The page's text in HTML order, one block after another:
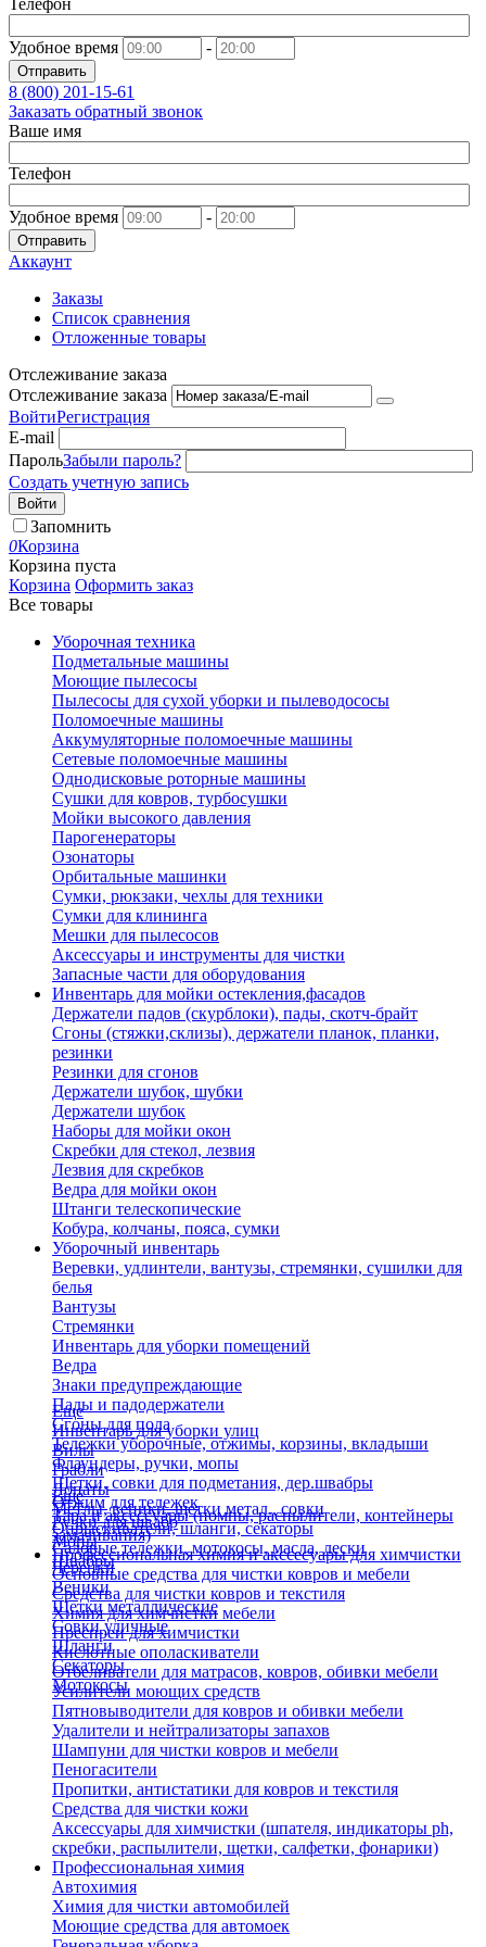
Телефон
Удобное время -
Отправить
8 (800) 201-15-61
Заказать обратный звонок
Ваше имя
Телефон
Удобное время -
Отправить
Аккаунт
Заказы
Список сравнения
Отложенные товары
Отслеживание заказа
Отслеживание заказа
ВойтиРегистрация
E-mail
ПарольЗабыли пароль?
Создать учетную запись
Войти
Запомнить
0Корзина
Корзина пуста
Корзина Оформить заказ
Все товары
Уборочная техника
Подметальные машины
Моющие пылесосы
Пылесосы для сухой уборки и пылеводососы
Поломоечные машины
Аккумуляторные поломоечные машины
Сетевые поломоечные машины
Однодисковые роторные машины
Сушки для ковров, турбосушки
Мойки высокого давления
Парогенераторы
Озонаторы
Орбитальные машинки
Сумки, рюкзаки, чехлы для техники
Сумки для клининга
Мешки для пылесосов
Аксессуары и инструменты для чистки
Запасные части для оборудования
Инвентарь для мойки остекления,фасадов
Держатели падов (скурблоки), пады, скотч-брайт
Сгоны (стяжки,склизы), держатели планок, планки,
резинки
Резинки для сгонов
Держатели шубок, шубки
Держатели шубок
Наборы для мойки окон
Скребки для стекол, лезвия
Лезвия для скребков
Ведра для мойки окон
Штанги телескопические
Кобура, колчаны, пояса, сумки
Уборочный инвентарь
Веревки, удлинтели, вантузы, стремянки, сушилки для
белья
Вантузы
Стремянки
Инвентарь для уборки помещений
Ведра
Знаки предупреждающие
Пады и падодержатели
Сгоны для пола
Тележки уборочные, отжимы, корзины, вкладыши
Флаундеры, ручки, мопы
Щетки, совки для подметания, дер.швабры
Отжим для тележек
Ручки для швабр
Мопы
Швабры
Еще
Инвентарь для уборки улиц
Вилы
Грабли
Лопаты
Метлы, веники, щетки метал., совки
Опрыскиватели, шланги, секаторы
Садовые тележки, мотокосы, масла, лески
Черенки
Веники
Щетки металлические
Совки уличные
Шланги
Секаторы
Мотокосы
Еще
Тара и аксессуары (помпы, распылители, контейнеры
замачивания)
Профессиональная химия и акссесуары для химчистки
Основные средства для чистки ковров и мебели
Средства для чистки ковров и текстиля
Химия для химчистки мебели
Преспреи для химчистки
Кислотные ополаскиватели
Отбеливатели для матрасов, ковров, обивки мебели
Усилители моющих средств
Пятновыводители для ковров и обивки мебели
Удалители и нейтрализаторы запахов
Шампуни для чистки ковров и мебели
Пеногасители
Пропитки, антистатики для ковров и текстиля
Средства для чистки кожи
Аксессуары для химчистки (шпателя, индикаторы ph,
скребки, распылители, щетки, салфетки, фонарики)
Профессиональная химия
Автохимия
Химия для чистки автомобилей
Моющие средства для автомоек